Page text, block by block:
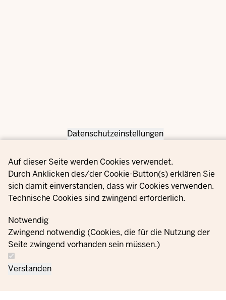
Privacy settings
Datenschutzeinstellungen
Auf dieser Seite werden Cookies verwendet.
Durch Anklicken des/der Cookie-Button(s) erklären Sie
sich damit einverstanden, dass wir Cookies verwenden.
Technische Cookies sind zwingend erforderlich.
Notwendig
Zwingend notwendig (Cookies, die für die Nutzung der
Seite zwingend vorhanden sein müssen.)
Verstanden